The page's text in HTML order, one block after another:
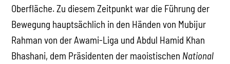
Oberfläche. Zu diesem Zeitpunkt war die Führung der
Bewegung hauptsächlich in den Händen von Mubijur
Rahman von der Awami-Liga und Abdul Hamid Khan
Bhashani, dem Präsidenten der maoistischen National